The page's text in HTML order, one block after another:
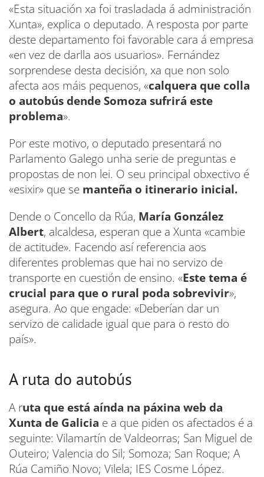
«Esta situación xa foi trasladada á administración
Xunta», explica o deputado. A resposta por parte
deste departamento foi favorable cara á empresa
«en vez de darlla aos usuarios». Fernández
sorprendese desta decisión, xa que non solo
afecta aos máis pequenos, «calquera que colla
o autobús dende Somoza sufrirá este
problema».
Por este motivo, o deputado presentará no
Parlamento Galego unha serie de preguntas e
propostas de non lei. O seu principal obxectivo é
«esixir» que se manteña o itinerario inicial.
Dende o Concello da Rúa, María González
Albert, alcaldesa, esperan que a Xunta «cambie
de actitude». Facendo así referencia aos
diferentes problemas que hai no servizo de
transporte en cuestión de ensino. «Este tema é
crucial para que o rural poda sobrevivir»,
asegura. Ao que engade: «Deberían dar un
servizo de calidade igual que para o resto do
país».
A ruta do autobús
A ruta que está aínda na páxina web da
Xunta de Galicia e a que piden os afectados é a
seguinte: Vilamartín de Valdeorras; San Miguel de
Outeiro; Valencia do Sil; Somoza; San Roque; A
Rúa Camiño Novo; Vilela; IES Cosme López.